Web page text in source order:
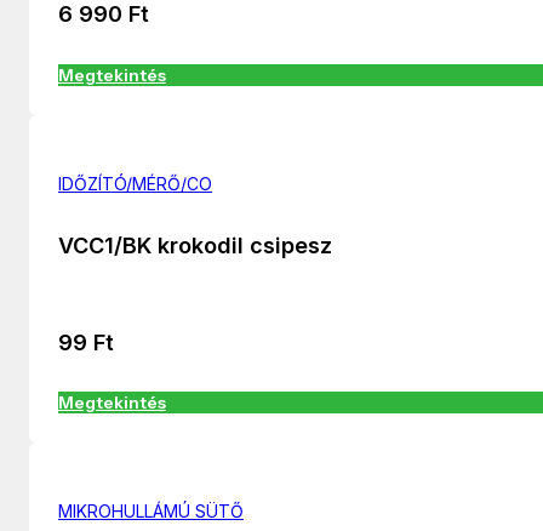
6 990 Ft
Megtekintés
IDŐZÍTÓ/MÉRŐ/CO
VCC1/BK krokodil csipesz
99 Ft
Megtekintés
MIKROHULLÁMÚ SÜTŐ